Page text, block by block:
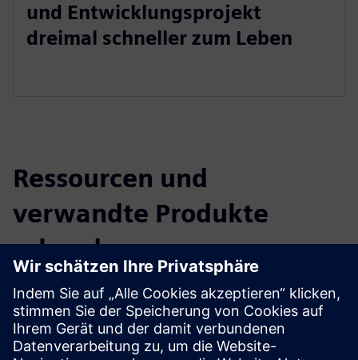
und Entwicklungsprojekt
dreimal schneller zum Leben
Ressourcen und
verwandte Produkte
erkunden
Weitere Informationen und
Ressourcen